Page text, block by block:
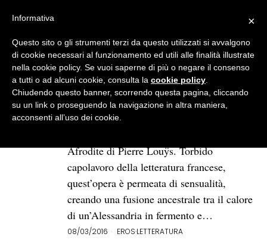
BROWSE TAG
Antico Egitto
«Afrodite» di Pierre Louÿs: il
dipinto profano della bellezza
antica
Afrodite di Pierre Louÿs. Torbido
capolavoro della letteratura francese,
quest’opera è permeata di sensualità,
creando una fusione ancestrale tra il calore
di un’Alessandria in fermento e…
08/03/2016 EROS·LETTERATURA
×
Informativa
Questo sito o gli strumenti terzi da questo utilizzati si avvalgono
di cookie necessari al funzionamento ed utili alle finalità illustrate
nella cookie policy. Se vuoi saperne di più o negare il consenso
a tutti o ad alcuni cookie, consulta la cookie policy
Chiudendo questo banner, scorrendo questa pagina, cliccando
su un link o proseguendo la navigazione in altra maniera,
acconsenti all’uso dei cookie.